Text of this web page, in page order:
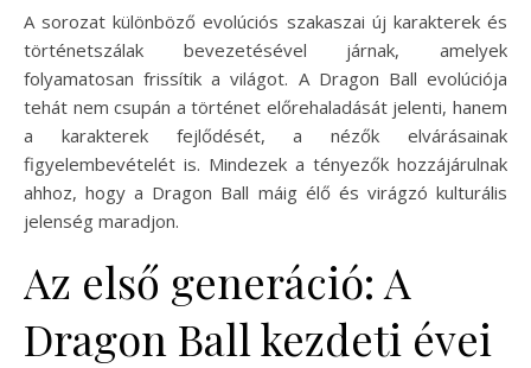
A sorozat különböző evolúciós szakaszai új karakterek és
történetszálak bevezetésével járnak, amelyek
folyamatosan frissítik a világot. A Dragon Ball evolúciója
tehát nem csupán a történet előrehaladását jelenti, hanem
a karakterek fejlődését, a nézők elvárásainak
figyelembevételét is. Mindezek a tényezők hozzájárulnak
ahhoz, hogy a Dragon Ball máig élő és virágzó kulturális
jelenség maradjon.
Az első generáció: A
Dragon Ball kezdeti évei